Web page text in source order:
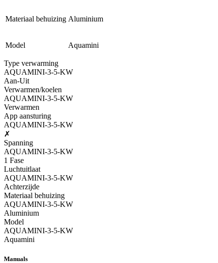
Materiaal behuizing Aluminium
Model Aquamini
Type verwarming
AQUAMINI-3-5-KW
Aan-Uit
Verwarmen/koelen
AQUAMINI-3-5-KW
Verwarmen
App aansturing
AQUAMINI-3-5-KW
✗
Spanning
AQUAMINI-3-5-KW
1 Fase
Luchtuitlaat
AQUAMINI-3-5-KW
Achterzijde
Materiaal behuizing
AQUAMINI-3-5-KW
Aluminium
Model
AQUAMINI-3-5-KW
Aquamini
Manuals